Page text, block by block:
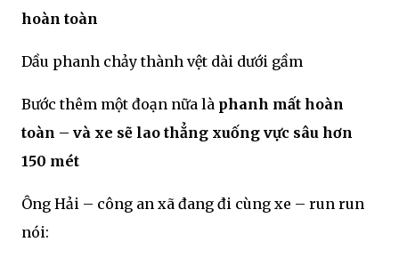
hoàn toàn
Dầu phanh chảy thành vệt dài dưới gầm
Bước thêm một đoạn nữa là phanh mất hoàn
toàn – và xe sẽ lao thẳng xuống vực sâu hơn
150 mét
Ông Hải – công an xã đang đi cùng xe – run run
nói: